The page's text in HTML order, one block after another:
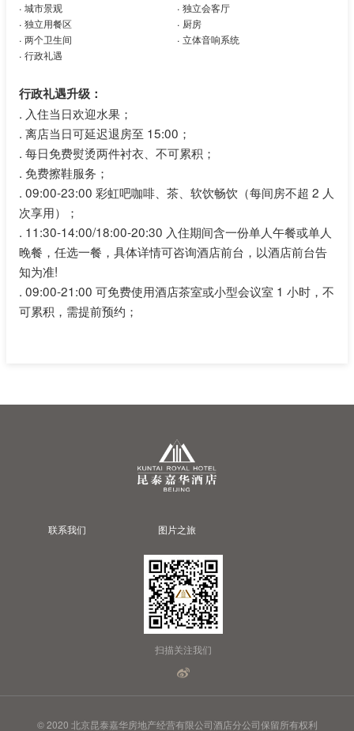
. 城市景观 . 独立会客厅
. 独立用餐区 . 厨房
. 两个卫生间 . 立体音响系统
. 行政礼遇
行政礼遇升级：
. 入住当日欢迎水果；
. 离店当日可延迟退房至 15:00；
. 每日免费熨烫两件衬衣、不可累积；
. 免费擦鞋服务；
. 09:00-23:00 彩虹吧咖啡、茶、软饮畅饮（每间房不超 2 人
次享用）；
. 11:30-14:00/18:00-20:30 入住期间含一份单人午餐或单人
晚餐，任选一餐，具体详情可咨询酒店前台，以酒店前台告
知为准!
. 09:00-21:00 可免费使用酒店茶室或小型会议室 1 小时，不
可累积，需提前预约；
联系我们 图片之旅
扫描关注我们
© 2020 北京昆泰嘉华房地产经营有限公司酒店分公司保留所有权利